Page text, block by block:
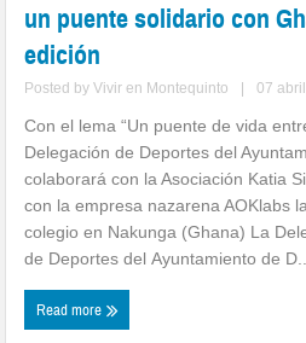
un puente solidario con
edición
Posted byVivir en Montequinto | 07
Con el lema “Un puente de vida
Delegación de Deportes del
colaborará con la Asociación Katia
con la empresa nazarena AOKlabs
colegio en Nakunga (Ghana) La
de Deportes del Ayuntamiento de D...
Read more